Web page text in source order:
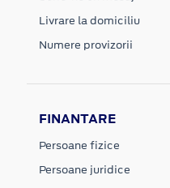
Livrare la domiciliu
Numere provizorii
FINANTARE
Persoane fizice
Persoane juridice